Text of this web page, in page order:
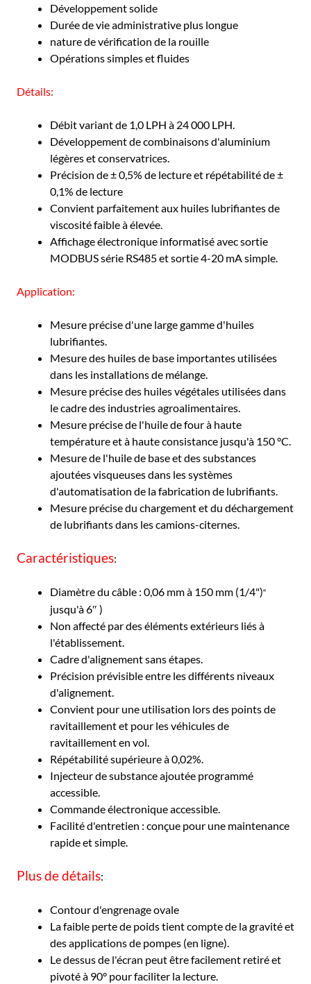
Développement solide
Durée de vie administrative plus longue
nature de vérification de la rouille
Opérations simples et fluides
Détails:
Débit variant de 1,0 LPH à 24 000 LPH.
Développement de combinaisons d'aluminium
légères et conservatrices.
Précision de ± 0,5% de lecture et répétabilité de ±
0,1% de lecture
Convient parfaitement aux huiles lubrifiantes de
viscosité faible à élevée.
Affichage électronique informatisé avec sortie
MODBUS série RS485 et sortie 4-20 mA simple.
Application:
Mesure précise d'une large gamme d'huiles
lubrifiantes.
Mesure des huiles de base importantes utilisées
dans les installations de mélange.
Mesure précise des huiles végétales utilisées dans
le cadre des industries agroalimentaires.
Mesure précise de l'huile de four à haute
température et à haute consistance jusqu'à 150 °C.
Mesure de l'huile de base et des substances
ajoutées visqueuses dans les systèmes
d'automatisation de la fabrication de lubrifiants.
Mesure précise du chargement et du déchargement
de lubrifiants dans les camions-citernes.
Caractéristiques:
Diamètre du câble : 0,06 mm à 150 mm (1/4")“
jusqu'à 6″ )
Non affecté par des éléments extérieurs liés à
l'établissement.
Cadre d'alignement sans étapes.
Précision prévisible entre les différents niveaux
d'alignement.
Convient pour une utilisation lors des points de
ravitaillement et pour les véhicules de
ravitaillement en vol.
Répétabilité supérieure à 0,02%.
Injecteur de substance ajoutée programmé
accessible.
Commande électronique accessible.
Facilité d'entretien : conçue pour une maintenance
rapide et simple.
Plus de détails:
Contour d'engrenage ovale
La faible perte de poids tient compte de la gravité et
des applications de pompes (en ligne).
Le dessus de l'écran peut être facilement retiré et
pivoté à 90° pour faciliter la lecture.